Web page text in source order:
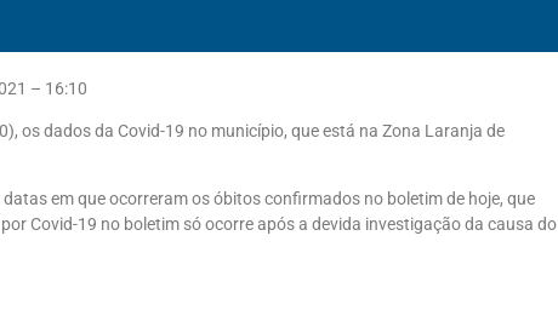
– 16:10
os dados da Covid-19 no município, que está na Zona Laranja de
em que ocorreram os óbitos confirmados no boletim de hoje, que
Covid-19 no boletim só ocorre após a devida investigação da causa do